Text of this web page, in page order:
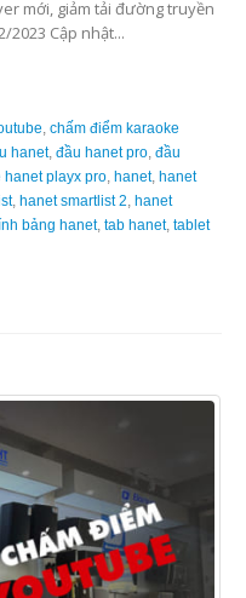
mới, giảm tải đường truyền
2023 Cập nhật...
chấm điểm karaoke
hanet, đầu hanet pro đầu
hanet playx pro hanet, hanet
, hanet smartlist 2 hanet
bảng hanet, tab hanet, tablet